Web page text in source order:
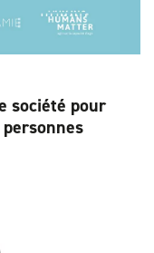
société pour